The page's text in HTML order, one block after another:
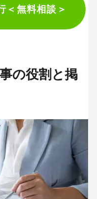
＜無料相談＞
の役割と掲